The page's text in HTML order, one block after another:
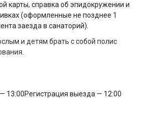
карты, справка об эпидокружении и
(оформленные не позднее 1
заезда в санаторий).
и детям брать с собой полис
13:00Регистрация выезда — 12:00